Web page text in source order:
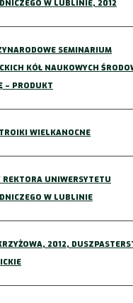
W LUBLINIE, 2012
SEMINARIUM
KÓŁ NAUKOWYCH
– PRODUKT
WIELKANOCNE
REKTORA UNIWERSYTETU
W LUBLINIE
2012,